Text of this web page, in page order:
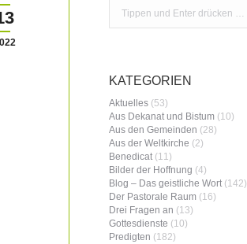
KATEGORIEN
Aktuelles (53)
Aus Dekanat und Bistum (10)
Aus den Gemeinden (28)
Aus der Weltkirche (2)
Benedicat(11)
Bilder der Hoffnung (4)
Blog – Das geistliche Wort(142)
Der Pastorale Raum (16)
Drei Fragen an (13)
Gottesdienste (10)
Predigten (182)